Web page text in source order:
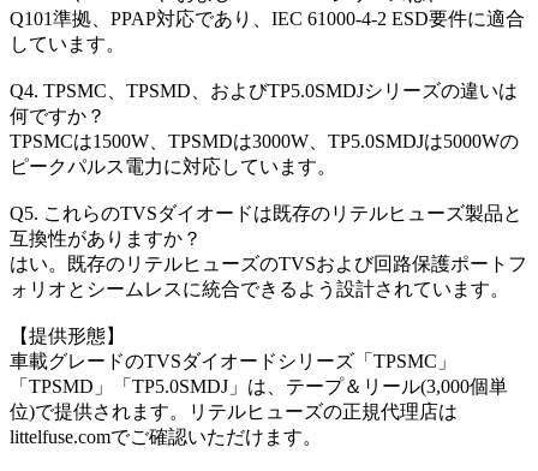
Q101準拠、PPAP対応であり、IEC 61000-4-2 ESD要件に適合
しています。
Q4. TPSMC、TPSMD、およびTP5.0SMDJシリーズの違いは
何ですか？
TPSMCは1500W、TPSMDは3000W、TP5.0SMDJは5000Wの
ピークパルス電力に対応しています。
Q5. これらのTVSダイオードは既存のリテルヒューズ製品と
互換性がありますか？
はい。既存のリテルヒューズのTVSおよび回路保護ポートフ
ォリオとシームレスに統合できるよう設計されています。
【提供形態】
車載グレードのTVSダイオードシリーズ「TPSMC」
「TPSMD」「TP5.0SMDJ」は、テープ＆リール(3,000個単
位)で提供されます。リテルヒューズの正規代理店は
littelfuse.comでご確認いただけます。